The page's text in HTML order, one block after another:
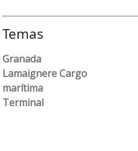
Temas
Granada
Lamaignere Cargo
marítima
Terminal